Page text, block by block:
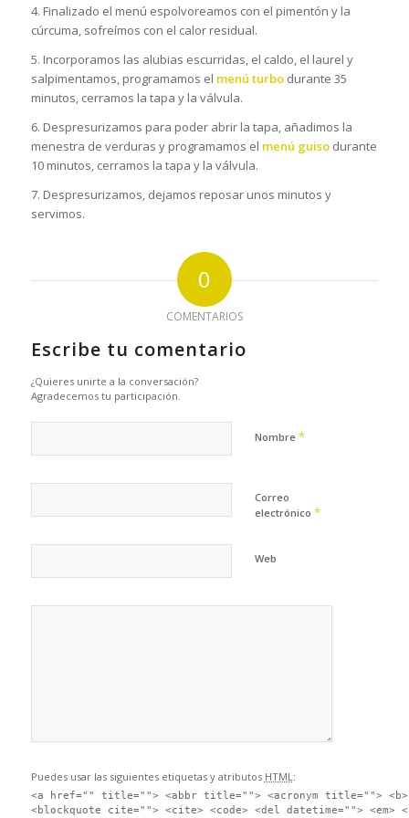
4. Finalizado el menú espolvoreamos con el pimentón y la
cúrcuma, sofreímos con el calor residual.
5. Incorporamos las alubias escurridas, el caldo, el laurel y
salpimentamos, programamos el menú turbodurante 35
minutos, cerramos la tapa y la válvula.
6. Despresurizamos para poder abrir la tapa, añadimos la
menestra de verduras y programamos el menú guisodurante
10 minutos, cerramos la tapa y la válvula.
7. Despresurizamos, dejamos reposar unos minutos y
servimos.
0
COMENTARIOS
Escribe tu comentario
¿Quieres unirte a la conversación?
Agradecemos tu participación.
Nombre *
Correo
electrónico *
Web
Puedes usar las siguientes etiquetas y atributos HTML :
<a href="" title=""> <abbr title=""> <acronym title=""> <b>
<blockquote cite=""> <cite> <code> <del datetime=""> <em>